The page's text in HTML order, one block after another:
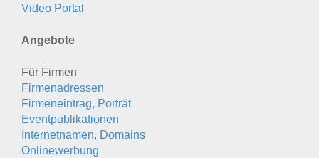
Video Portal
Angebote
Für Firmen
Firmenadressen
Firmeneintrag, Porträt
Eventpublikationen
Internetnamen, Domains
Onlinewerbung